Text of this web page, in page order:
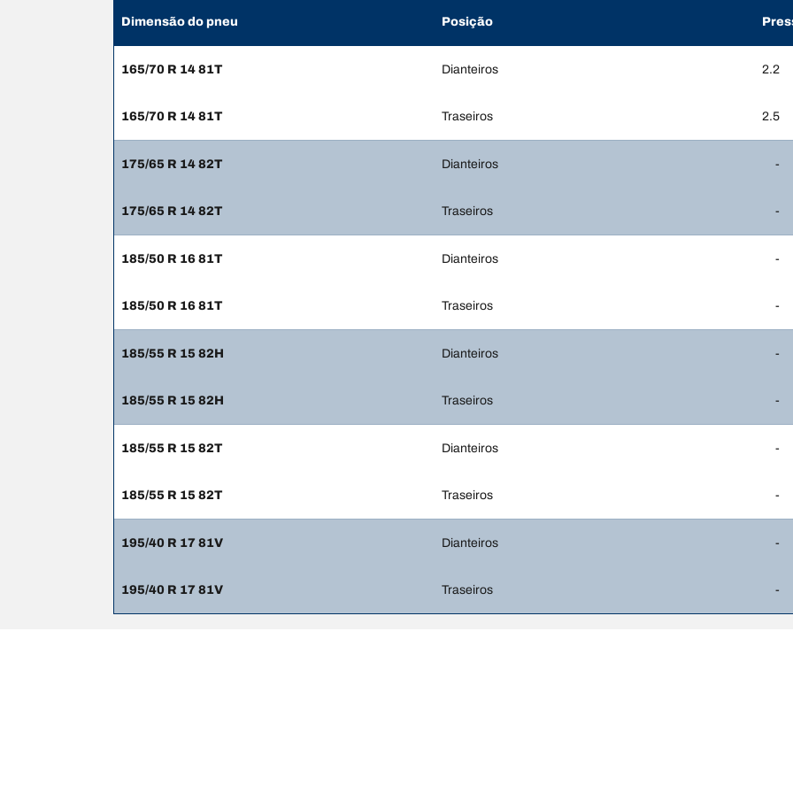
Dimensão do pneu Posição
165/70 R 14 81T Dianteiros 2.2
165/70 R 14 81T Traseiros 2.5
175/65 R 14 82T Dianteiros -
175/65 R 14 82T Traseiros -
185/50 R 16 81T Dianteiros -
185/50 R 16 81T Traseiros -
185/55 R 15 82H Dianteiros -
185/55 R 15 82H Traseiros -
185/55 R 15 82T Dianteiros -
185/55 R 15 82T Traseiros -
195/40 R 17 81V Dianteiros -
195/40 R 17 81V Traseiros -